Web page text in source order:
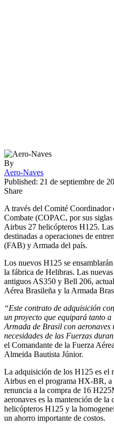
By
Aero-Naves
Published: 21 de septiembre de
Share
A través del Comité Coordinador
Combate (COPAC, por sus
Airbus 27 helicópteros H125. Las
destinadas a operaciones de
(FAB) y Armada del país.
Los nuevos H125 se
la fábrica de Helibras. Las
antiguos AS350 y Bell 206,
Aérea Brasileña y la Armada
“Este contrato de adquisición
un proyecto que equipará tanto
Armada de Brasil con aeronaves
necesidades de las Fuerzas
el Comandante de la Fuerza
Almeida Bautista Júnior.
La adquisición de los H125 es el
Airbus en el programa HX-BR, a
renuncia a la compra de 16
aeronaves es la mantención de la
helicópteros H125 y la
un ahorro importante de costos.